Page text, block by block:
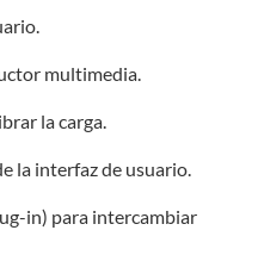
multimedia.
la carga.
la interfaz de usuario.
in) para intercambiar